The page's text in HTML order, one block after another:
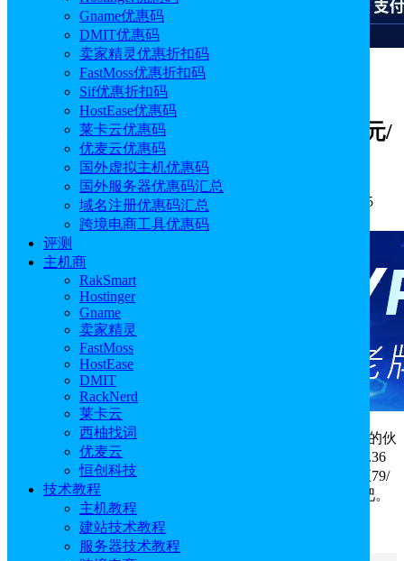
Gname优惠码
DMIT优惠码
卖家精灵优惠折扣码
FastMoss优惠折扣码
Sif优惠折扣码
HostEase优惠码
莱卡云优惠码
优麦云优惠码
国外虚拟主机优惠码
国外服务器优惠码汇总
域名注册优惠码汇总
跨境电商工具优惠码
评测
主机商
RakSmart
Hostinger
Gname
卖家精灵
FastMoss
HostEase
DMIT
RackNerd
莱卡云
西柚找词
优麦云
恒创科技
技术教程
主机教程
建站技术教程
服务器技术教程
硅云双12活动 香港云服务器低至16.36元/
月 海外云虚拟主机仅需4.42/月
作者: Emily 分类:优惠码
发布时间: 2025.12.02 17:42:35
更新于: 2026.05.09 15:04:25
硅云专注于企业出海全球化，成为数万外贸网站信赖的伙
伴。目前特别推出优惠的双12活动，
低至16.36
元/月，香港云虚拟主机低至4.42/月，美国云虚拟主机低至79/
季，更有域名0元注册和拼团活动可以参与，快快来选购吧。
硅云官网：点击进入